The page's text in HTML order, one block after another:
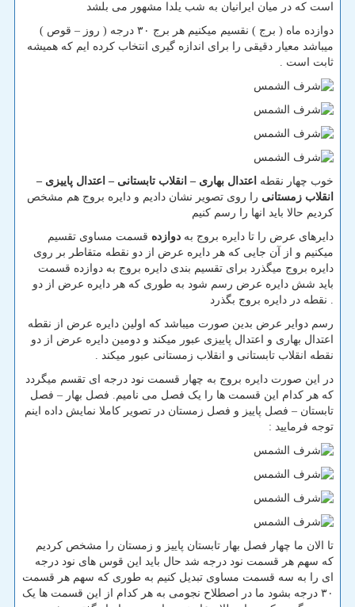
است که در میان ایرانیان به شب یلدا مشهور می بلشد
دوازده ماه ( برج ) نقسیم میکنیم هر برج ۳۰ درجه ( روز – قوص )
میباشد معیار دقیقی را برای اندازه گیری انتخاب کرده ایم که همیشه
ثابت است .
خوب چهار نقطه اعتدال بهاری – انقلاب تابستانی – اعتدال پاییزی –
انقلاب زمستانی را روی تصویر نشان دادیم و دایره بروج هم مشخص
کردیم حالا باید انها را رسم کنیم
دایرهای عرض را تا دایره بروج به دوازده قسمت مساوی تقسیم
میکنیم و از آن جایی که هر دایره عرض از دو نقطه متقاطر بر روی
دایره بروج میگذرد برای تقسیم بندی دایره بروج به دوازده قسمت
باید شش دایره عرض رسم شود به طوری که هر دایره عرض از دو
نقطه در دایره بروج بگذرد .
رسم دوایر عرض بدین صورت میباشد که اولین دایره عرض از نقطه
اعتدال بهاری و اعتدال پاییزی عبور میکند و دومین دایره عرض از دو
نقطه انقلاب تابستانی و انقلاب زمستانی عبور میکند .
در این صورت دایره بروج به چهار قسمت نود درجه ای تقسم میگردد
که هر کدام این قسمت ها را یک فصل می نامیم. فصل بهار – فصل
تابستان – فصل پاییز و فصل زمستان در تصویر کاملا نمایش داده اینم
توجه فرمایید :
تا الان ما چهار فصل بهار تابستان پاییز و زمستان را مشخص کردیم
که سهم هر قسمت نود درجه شد حال باید این قوس های نود درجه
ای را به سه قسمت مساوی تبدیل کنیم به طوری که سهم هر قسمت
۳۰ درجه بشود ما در اصطلاح نجومی به هر کدام از این قسمت ها یک